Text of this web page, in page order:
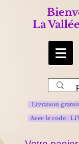
La
Avec le code :
Livraison